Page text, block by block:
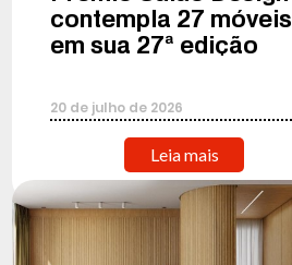
contempla 27 móveis
em sua 27ª edição
20 de julho de 2026
Leia mais